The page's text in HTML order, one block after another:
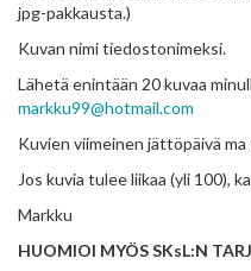
jpg-pakkausta.)
Kuvan nimi tiedostonimeksi.
Lähetä enintään 20 kuvaa
markku99@hotmail.com
Kuvien viimeinen jättöpäivä ma
Jos kuvia tulee liikaa (yli 100),
Markku
HUOMIOI MYÖS SKsL:N